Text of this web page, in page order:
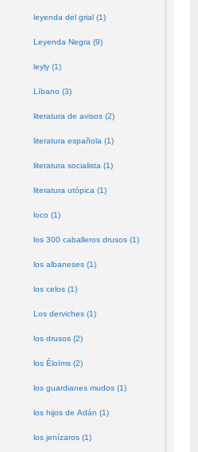
leyenda del grial (1)
Leyenda Negra (9)
leyly (1)
Líbano (3)
literatura de avisos (2)
literatura española (1)
literatura socialista (1)
literatura utópica (1)
loco (1)
los 300 caballeros drusos (1)
los albaneses (1)
los celos (1)
Los derviches (1)
los drusos (2)
los Éloïms (2)
los guardianes mudos (1)
los hijos de Adán (1)
los jenízaros (1)